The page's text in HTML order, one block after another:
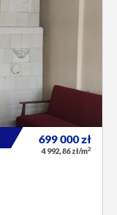
699 000zł
4 992,86 zł/m2